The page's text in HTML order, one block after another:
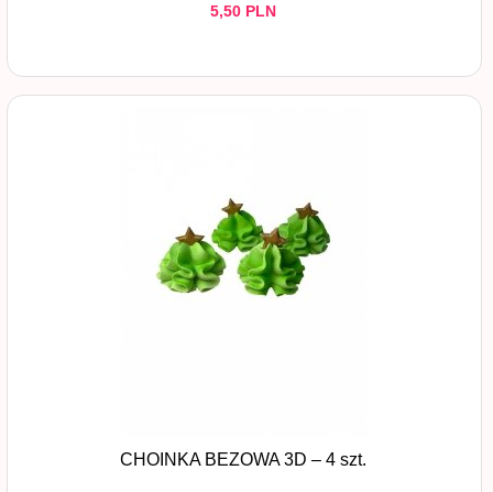
5,50 PLN
CHOINKA BEZOWA 3D – 4 szt.